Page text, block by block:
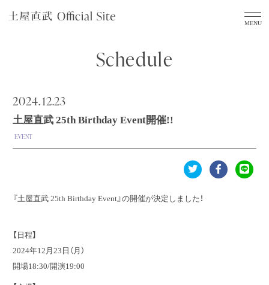
Schedule
2024.12.23
土屋直武 25th Birthday Event開催!!
EVENT
『土屋直武 25th Birthday Event』の開催が決定しました！
【日程】
2024年12月23日（月）
開場18:30/開演19:00